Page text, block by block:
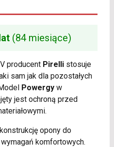
(84 miesiące)
producent Pirellistosuje
sam jak dla pozostałych
Powergyw
jest ochroną przed
opony do
komfortowych.